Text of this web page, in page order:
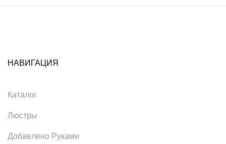
НАВИГАЦИЯ
Каталог
Люстры
Добавлено Руками